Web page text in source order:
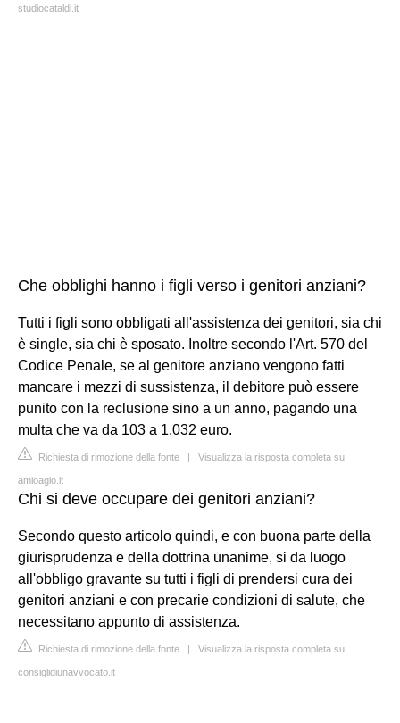
studiocataldi.it
Che obblighi hanno i figli verso i genitori anziani?
Tutti i figli sono obbligati all'assistenza dei genitori, sia chi
è single, sia chi è sposato. Inoltre secondo l'Art. 570 del
Codice Penale, se al genitore anziano vengono fatti
mancare i mezzi di sussistenza, il debitore può essere
punito con la reclusione sino a un anno, pagando una
multa che va da 103 a 1.032 euro.
Richiesta di rimozione della fonte | Visualizza la risposta completa su
amioagio.it
Chi si deve occupare dei genitori anziani?
Secondo questo articolo quindi, e con buona parte della
giurisprudenza e della dottrina unanime, si da luogo
all'obbligo gravante su tutti i figli di prendersi cura dei
genitori anziani e con precarie condizioni di salute, che
necessitano appunto di assistenza.
Richiesta di rimozione della fonte | Visualizza la risposta completa su
consiglidiunavvocato.it